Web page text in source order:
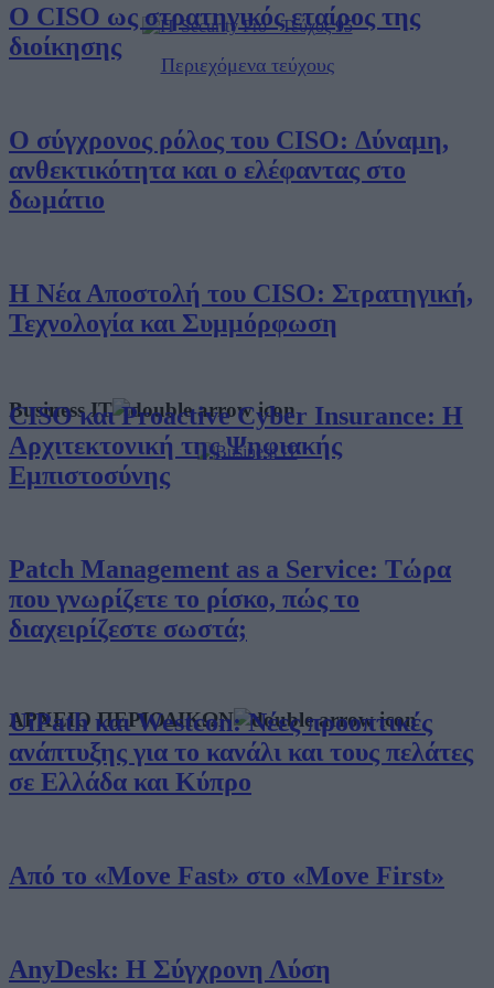
Ο CISO ως στρατηγικός εταίρος της
διοίκησης
Ο σύγχρονος ρόλος του CISO: Δύναμη,
ανθεκτικότητα και ο ελέφαντας στο
δωμάτιο
Η Νέα Αποστολή του CISO: Στρατηγική,
Τεχνολογία και Συμμόρφωση
CISO και Proactive Cyber Insurance: Η
Αρχιτεκτονική της Ψηφιακής
Εμπιστοσύνης
Patch Management as a Service: Τώρα
που γνωρίζετε το ρίσκο, πώς το
διαχειρίζεστε σωστά;
UiPath και Westcon: Νέες προοπτικές
ανάπτυξης για το κανάλι και τους πελάτες
σε Ελλάδα και Κύπρο
Από το «Move Fast» στο «Move First»
AnyDesk: Η Σύγχρονη Λύση
Περιεχόμενα τεύχους
Business IT
ΑΡΧΕΙΟ ΠΕΡΙΟΔΙΚΩΝ